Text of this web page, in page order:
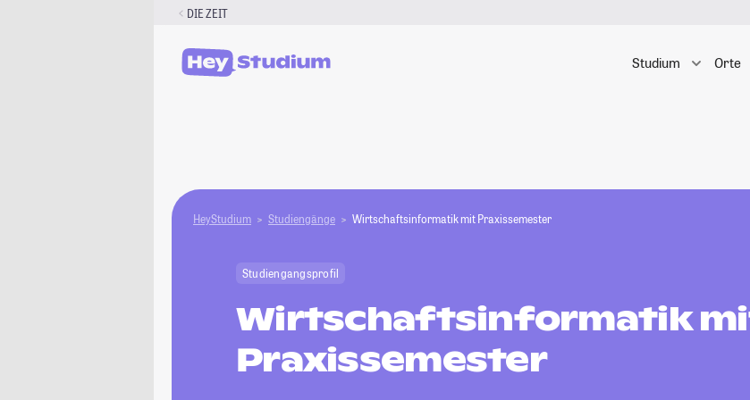
DIE ZEIT
Studium Orte
HeyStudium Studiengänge Wirtschaftsinformatik mit Praxissemester
Studiengangsprofil
Wirtschaftsinformatik
Praxissemester